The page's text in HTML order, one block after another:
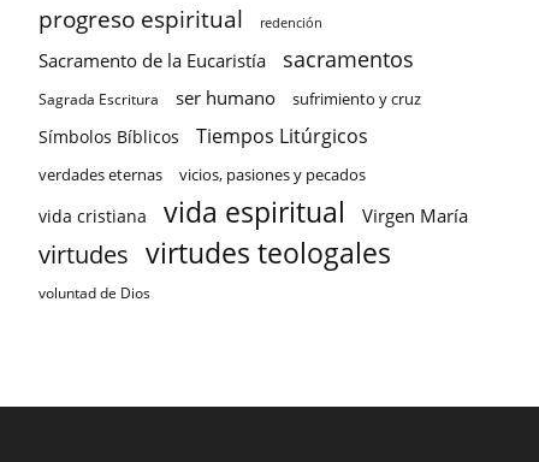
progreso espiritual redención
Sacramento de la Eucaristía sacramentos
Sagrada Escritura ser humano sufrimiento y cruz
Símbolos Bíblicos Tiempos Litúrgicos
verdades eternas vicios, pasiones y pecados
vida cristiana vida espiritual Virgen María
virtudes virtudes teologales
voluntad de Dios